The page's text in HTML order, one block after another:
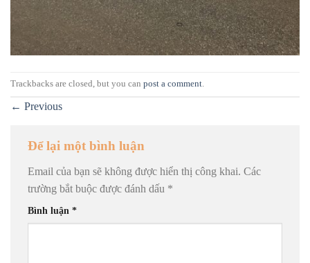
Trackbacks are closed, but you can post a comment.
← Previous
Để lại một bình luận
Email của bạn sẽ không được hiển thị công khai. Các
trường bắt buộc được đánh dấu *
Bình luận *